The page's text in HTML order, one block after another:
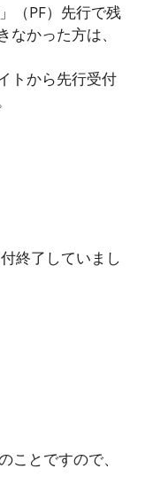
（PF）先行で残
かった方は、
トから先行受付
終了していまし
ことですので、